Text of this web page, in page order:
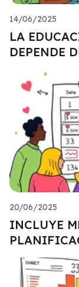
14/06/2025
LA
DEPENDE
20/06/2025
INCLUYE